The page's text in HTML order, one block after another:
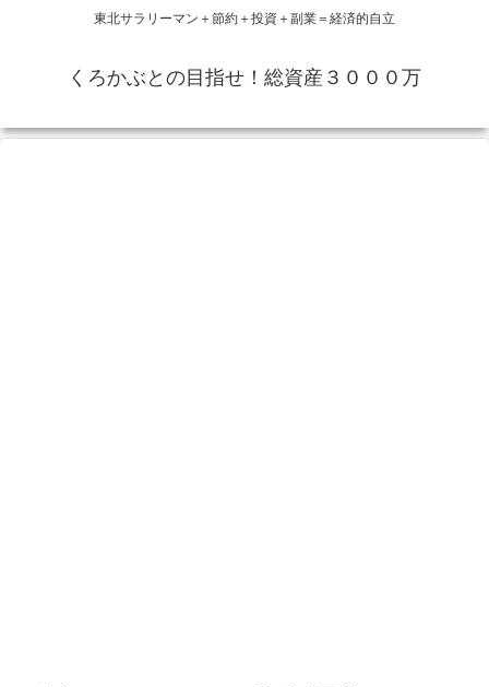
東北サラリーマン＋節約＋投資＋副業＝経済的自立
くろかぶとの目指せ！総資産３０００万